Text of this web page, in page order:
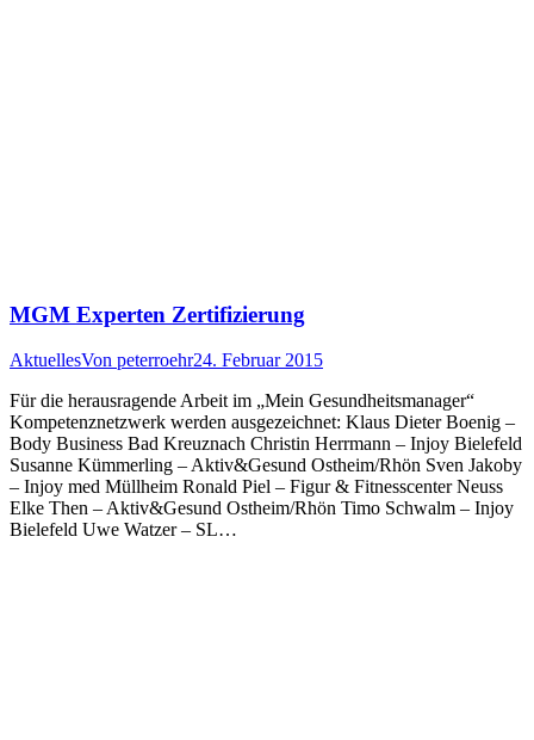
MGM Experten Zertifizierung
AktuellesVon peterroehr24. Februar 2015
Für die herausragende Arbeit im „Mein Gesundheitsmanager“
Kompetenznetzwerk werden ausgezeichnet: Klaus Dieter Boenig –
Body Business Bad Kreuznach Christin Herrmann – Injoy Bielefeld
Susanne Kümmerling – Aktiv&Gesund Ostheim/Rhön Sven Jakoby
– Injoy med Müllheim Ronald Piel – Figur & Fitnesscenter Neuss
Elke Then – Aktiv&Gesund Ostheim/Rhön Timo Schwalm – Injoy
Bielefeld Uwe Watzer – SL…